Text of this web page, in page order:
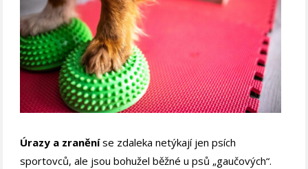
Úrazy a zraněníse zdaleka netýkají jen psích
sportovců, ale jsou bohužel běžné u psů „gaučových“.